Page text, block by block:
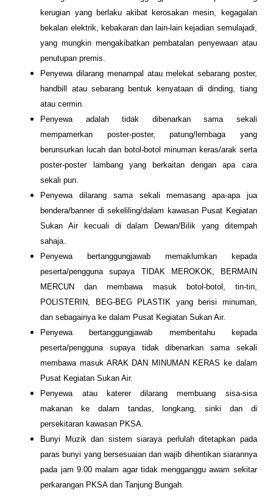
kerugian yang berlaku akibat kerosakan mesin, kegagalan
bekalan elektrik, kebakaran dan lain-lain kejadian semulajadi,
yang mungkin mengakibatkan pembatalan penyewaan atau
penutupan premis.
Penyewa dilarang menampal atau melekat sebarang poster,
handbill atau sebarang bentuk kenyataan di dinding, tiang
atau cermin.
Penyewa adalah tidak dibenarkan sama sekali
mempamerkan poster-poster, patung/lembaga yang
berunsurkan lucah dan botol-botol minuman keras/arak serta
poster-poster lambang yang berkaitan dengan apa cara
sekali pun.
Penyewa dilarang sama sekali memasang apa-apa jua
bendera/banner di sekeliling/dalam kawasan Pusat Kegiatan
Sukan Air kecuali di dalam Dewan/Bilik yang ditempah
sahaja.
Penyewa bertanggungjawab memaklumkan kepada
peserta/pengguna supaya TIDAK MEROKOK, BERMAIN
MERCUN dan membawa masuk botol-botol, tin-tin,
POLISTERIN, BEG-BEG PLASTIK yang berisi minuman,
dan sebagainya ke dalam Pusat Kegiatan Sukan Air.
Penyewa bertanggungjawab memberitahu kepada
peserta/pengguna supaya tidak dibenarkan sama sekali
membawa masuk ARAK DAN MINUMAN KERAS ke dalam
Pusat Kegiatan Sukan Air.
Penyewa atau katerer dilarang membuang sisa-sisa
makanan ke dalam tandas, longkang, sinki dan di
persekitaran kawasan PKSA.
Bunyi Muzik dan sistem siaraya perlulah ditetapkan pada
paras bunyi yang bersesuaian dan wajib dihentikan siarannya
pada jam 9.00 malam agar tidak mengganggu awam sekitar
perkarangan PKSA dan Tanjung Bungah.